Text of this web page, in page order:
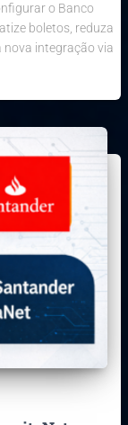
o Banco
boletos, reduza
nova integração via